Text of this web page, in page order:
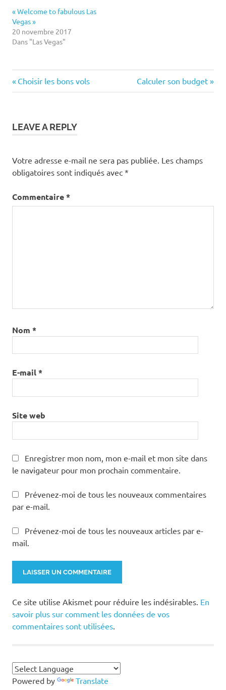
« Welcome to fabulous Las
Vegas »
20 novembre 2017
Dans "Las Vegas"
adaptée
Navigation
l’article
Previous
Post:
Choisir les bons vols
Next
Post:
Calculer son budget
LEAVE A REPLY
Votre adresse e-mail ne sera pas publiée. Les champs
obligatoires sont indiqués avec *
Commentaire*
Nom *
E-mail*
Site web
Enregistrer mon nom, mon e-mail et mon site dans
le navigateur pour mon prochain commentaire.
Prévenez-moi de tous les nouveaux commentaires
par e-mail.
Prévenez-moi de tous les nouveaux articles par e-
mail.
Ce site utilise Akismet pour réduire les indésirables. En
savoir plus sur comment les données de vos
commentaires sont utilisées
Powered by Translate